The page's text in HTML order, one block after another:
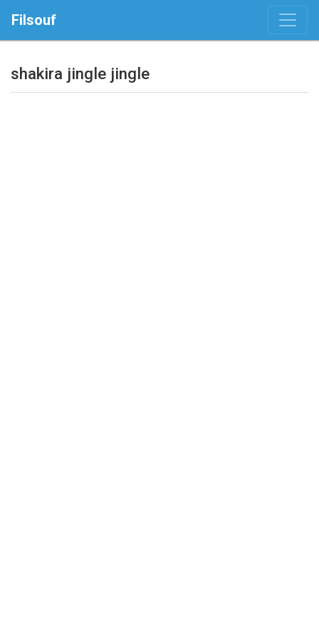
Filsouf
shakira jingle jingle